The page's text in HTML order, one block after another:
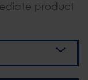
product